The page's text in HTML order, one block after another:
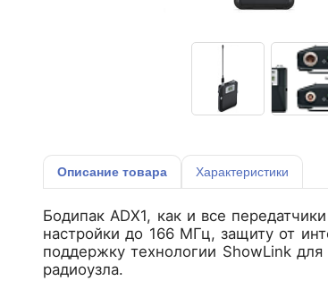
Описание товара Характеристики
Бодипак ADX1, как и все
настройки до 166 МГц, защиту от
поддержку технологии ShowLink
радиоузла.